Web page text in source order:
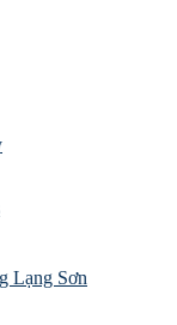
Lạng Sơn